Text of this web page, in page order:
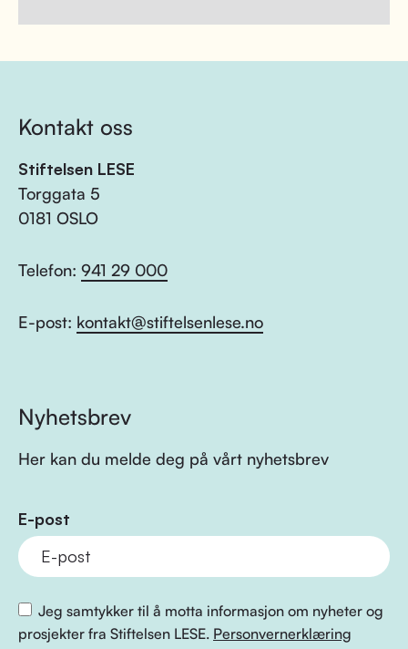
Kontakt oss
Stiftelsen LESE
Torggata 5
0181 OSLO
Telefon: 941 29 000
E-post: kontakt@stiftelsenlese.no
Nyhetsbrev
Her kan du melde deg på vårt nyhetsbrev
E-post
Jeg samtykker til å motta informasjon om nyheter og
prosjekter fra Stiftelsen LESE. Personvernerklæring